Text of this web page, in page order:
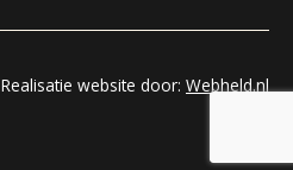
Realisatie website door: Webheld.nl